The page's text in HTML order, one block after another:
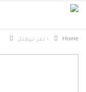
Home انٹرنیشنل